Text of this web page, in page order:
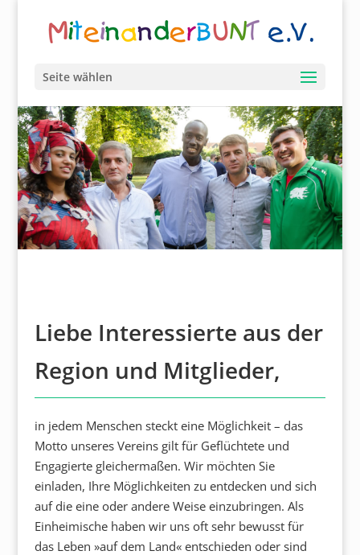
Seite wählen
Liebe Interessierte aus der
Region und Mitglieder,
in jedem Menschen steckt eine Möglichkeit – das
Motto unseres Vereins gilt für Geflüchtete und
Engagierte gleichermaßen. Wir möchten Sie
einladen, Ihre Möglichkeiten zu entdecken und sich
auf die eine oder andere Weise einzubringen. Als
Einheimische haben wir uns oft sehr bewusst für
das Leben »auf dem Land« entschieden oder sind